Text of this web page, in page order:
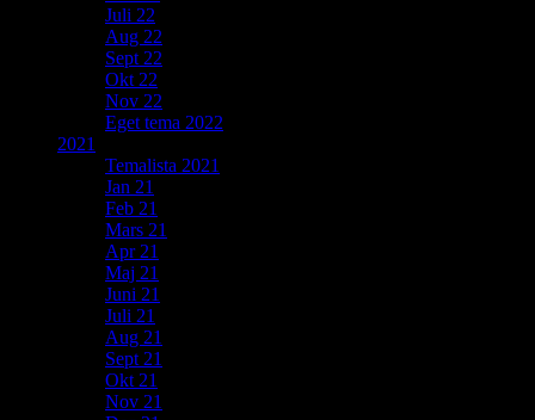
Juli 22
Aug 22
Sept 22
Okt 22
Nov 22
Eget tema 2022
2021
Temalista 2021
Jan 21
Feb 21
Mars 21
Apr 21
Maj 21
Juni 21
Juli 21
Aug 21
Sept 21
Okt 21
Nov 21